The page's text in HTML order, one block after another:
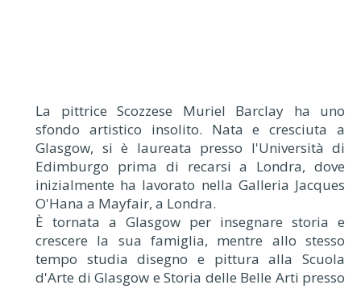
La pittrice Scozzese Muriel Barclay ha uno
sfondo artistico insolito. Nata e cresciuta a
Glasgow, si è laureata presso l'Università di
Edimburgo prima di recarsi a Londra, dove
inizialmente ha lavorato nella Galleria Jacques
O'Hana a Mayfair, a Londra.
È tornata a Glasgow per insegnare storia e
crescere la sua famiglia, mentre allo stesso
tempo studia disegno e pittura alla Scuola
d'Arte di Glasgow e Storia delle Belle Arti presso